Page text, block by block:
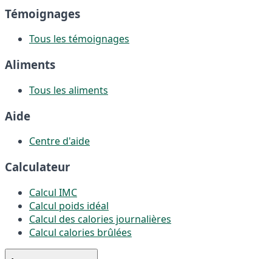
Témoignages
Tous les témoignages
Aliments
Tous les aliments
Aide
Centre d'aide
Calculateur
Calcul IMC
Calcul poids idéal
Calcul des calories journalières
Calcul calories brûlées